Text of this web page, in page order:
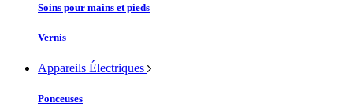
Soins pour mains et pieds
Vernis
Appareils Électriques
Ponceuses